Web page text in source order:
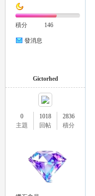
積分 146
發消息
Gictorhed
0
主題
1018
回帖
2836
積分